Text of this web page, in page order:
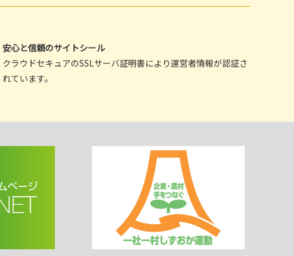
安心と信頼のサイトシール
クラウドセキュアのSSLサーバ証明書により運営者情報が認証さ
れています。